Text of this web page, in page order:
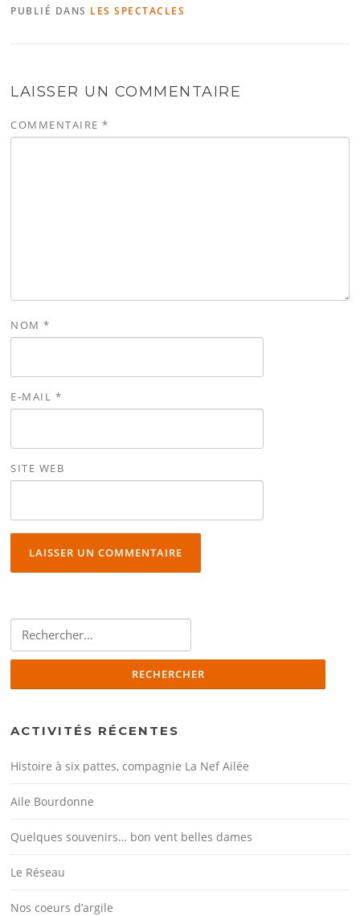
PUBLIÉ DANS LES SPECTACLES
LAISSER UN COMMENTAIRE
COMMENTAIRE*
NOM*
E-MAIL *
SITE WEB
ACTIVITÉS RÉCENTES
Histoire à six pattes, compagnie La Nef Ailée
Aile Bourdonne
Quelques souvenirs… bon vent belles dames
Le Réseau
Nos coeurs d’argile